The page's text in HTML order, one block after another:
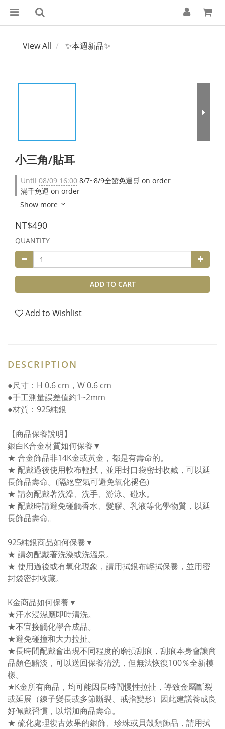
View All ✨本週新品✨
小三角/貼耳
Until 08/09 16:00 8/7~8/9全館免運🛒 on order
滿千免運 on order
Show more
NT$490
QUANTITY
ADD TO CART
Add to Wishlist
DESCRIPTION
●尺寸：H 0.6 cm，W 0.6 cm
●手工測量誤差值約1~2mm
●材質：925純銀
【商品保養說明】
銀白K合金材質如何保養▼
★ 合金飾品非14K金或黃金，都是有壽命的。
★ 配戴過後使用軟布輕拭，並用封口袋密封收藏，可以延
長飾品壽命。(隔絕空氣可避免氧化褪色)
★ 請勿配戴著洗澡、洗手、游泳、碰水。
★ 配戴時請避免碰觸香水、髮膠、乳液等化學物質，以延
長飾品壽命。
925純銀商品如何保養▼
★ 請勿配戴著洗澡或洗溫泉。
★ 使用過後或有氧化現象，請用拭銀布輕拭保養，並用密
封袋密封收藏。
K金商品如何保養▼
★汗水浸濕應即時清洗。
★不宜接觸化學合成品。
★避免碰撞和大力拉扯。
★長時間配戴會出現不同程度的磨損刮痕，刮痕本身會讓商
品顏色黯淡，可以送回保養清洗，但無法恢復100％全新模
樣。
★K金所有商品，均可能因長時間慢性拉扯，導致金屬斷裂
或延展（鍊子變長或多節斷裂、戒指變形）因此建議養成良
好佩戴習慣，以增加商品壽命。
★ 硫化處理復古效果的銀飾、珍珠或貝殼類飾品，請用拭